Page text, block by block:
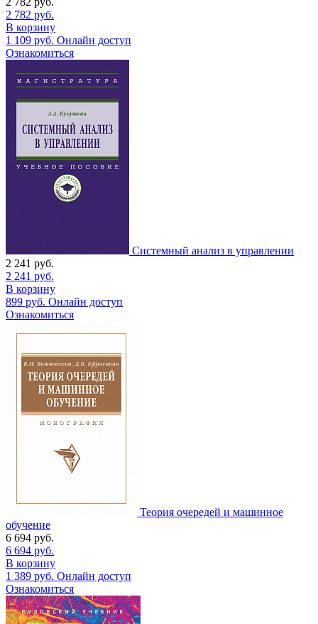
2 782 руб.
В корзину
1 109 руб. Онлайн доступ
Ознакомиться
Системный анализ в управлении
2 241 руб.
2 241 руб.
В корзину
899 руб. Онлайн доступ
Ознакомиться
Теория очередей и машинное
обучение
6 694 руб.
6 694 руб.
В корзину
1 389 руб. Онлайн доступ
Ознакомиться